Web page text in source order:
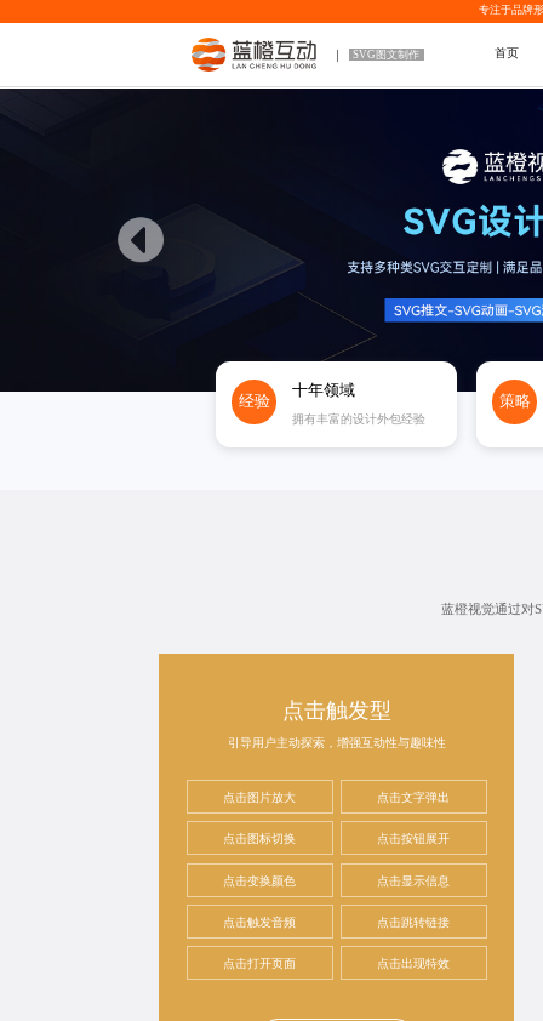
专注于品牌
SVG图文制作 首页
经验
十年领域
拥有丰富的设计外包经验
策略
蓝橙视觉通过对
点击触发型
引导用户主动探索，增强互动性与趣味性
点击图片放大 点击文字弹出
点击图标切换 点击按钮展开
点击变换颜色 点击显示信息
点击触发音频 点击跳转链接
点击打开页面 点击出现特效